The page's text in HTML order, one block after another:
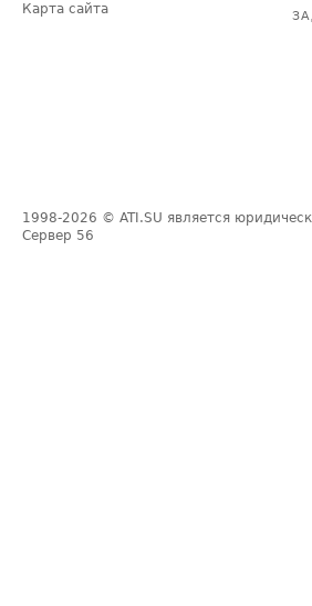
Карта сайта
1998-2026 © ATI.SU является
Сервер 56